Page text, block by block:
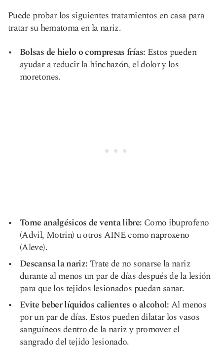
Puede probar los siguientes tratamientos en casa para
tratar su hematoma en la nariz.
Bolsas de hielo o compresas frías: Estos pueden
ayudar a reducir la hinchazón, el dolor y los
moretones.
Tome analgésicos de venta libre: Como ibuprofeno
(Advil, Motrin) u otros AINE como naproxeno
(Aleve).
Descansa la nariz:Trate de no sonarse la nariz
durante al menos un par de días después de la lesión
para que los tejidos lesionados puedan sanar.
Evite beber líquidos calientes o alcohol:Al menos
por un par de días. Estos pueden dilatar los vasos
sanguíneos dentro de la nariz y promover el
sangrado del tejido lesionado.